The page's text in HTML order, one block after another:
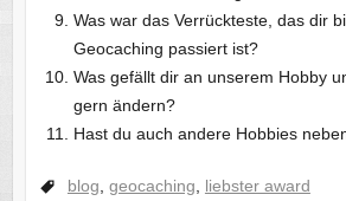
Was war das Verrückteste, das dir
Geocaching passiert ist?
Was gefällt dir an unserem Hobby
gern ändern?
Hast du auch andere Hobbies
blog, geocaching, liebster award